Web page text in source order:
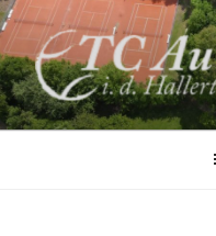
Zum
Inhalt
springen
TC AU